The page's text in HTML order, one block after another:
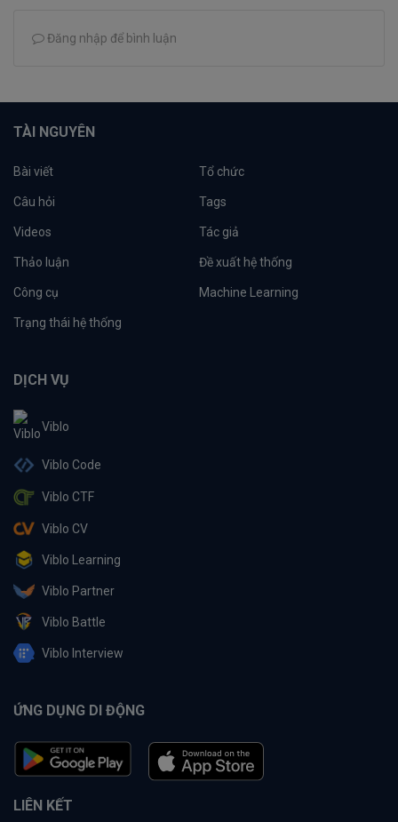
Đăng nhập để bình luận
TÀI NGUYÊN
Bài viết Tổ chức
Câu hỏi Tags
Videos Tác giả
Thảo luận Đề xuất hệ thống
Công cụ Machine Learning
Trạng thái hệ thống
DỊCH VỤ
Viblo
Viblo Code
Viblo CTF
Viblo CV
Viblo Learning
Viblo Partner
Viblo Battle
Viblo Interview
ỨNG DỤNG DI ĐỘNG
LIÊN KẾT